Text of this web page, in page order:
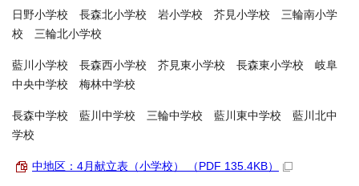
日野小学校 長森北小学校 岩小学校 芥見小学校 三輪南小学
校 三輪北小学校
藍川小学校 長森西小学校 芥見東小学校 長森東小学校 岐阜
中央中学校 梅林中学校
長森中学校 藍川中学校 三輪中学校 藍川東中学校 藍川北中
学校
中地区：4月献立表（小学校） （PDF 135.4KB）